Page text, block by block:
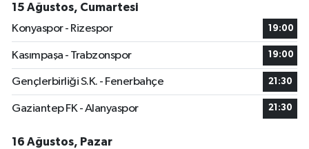
15 Ağustos, Cumartesi
Konyaspor - Rizespor
19:00
Kasımpaşa - Trabzonspor 19:00
Gençlerbirliği S.K. - Fenerbahçe 21:30
Gaziantep FK - Alanyaspor 21:30
16 Ağustos, Pazar